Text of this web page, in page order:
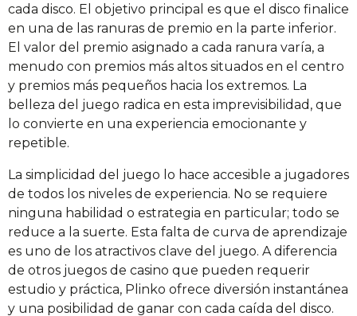
cada disco. El objetivo principal es que el disco finalice
en una de las ranuras de premio en la parte inferior.
El valor del premio asignado a cada ranura varía, a
menudo con premios más altos situados en el centro
y premios más pequeños hacia los extremos. La
belleza del juego radica en esta imprevisibilidad, que
lo convierte en una experiencia emocionante y
repetible.
La simplicidad del juego lo hace accesible a jugadores
de todos los niveles de experiencia. No se requiere
ninguna habilidad o estrategia en particular; todo se
reduce a la suerte. Esta falta de curva de aprendizaje
es uno de los atractivos clave del juego. A diferencia
de otros juegos de casino que pueden requerir
estudio y práctica, Plinko ofrece diversión instantánea
y una posibilidad de ganar con cada caída del disco.